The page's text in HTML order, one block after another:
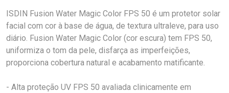
ISDIN Fusion Water Magic Color FPS 50 é um protetor solar
facial com cor à base de água, de textura ultraleve, para uso
diário. Fusion Water Magic Color (cor escura) tem FPS 50,
uniformiza o tom da pele, disfarça as imperfeições,
proporciona cobertura natural e acabamento matificante.
- Alta proteção UV FPS 50 avaliada clinicamente em